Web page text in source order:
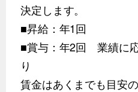
決定します。
■昇給：年1回
■賞与：年2回 業績に
り
賃金はあくまでも目安